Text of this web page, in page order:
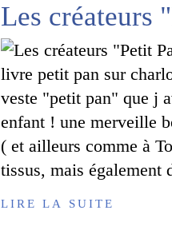
Les créateurs
livre petit pan sur
veste "petit pan" que j
enfant ! une merveille
( et ailleurs comme à
tissus, mais également
LIRE LA SUITE